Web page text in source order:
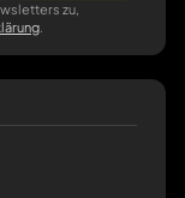
zu,